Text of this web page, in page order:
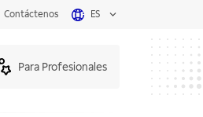
Contáctenos ES
Para Profesionales